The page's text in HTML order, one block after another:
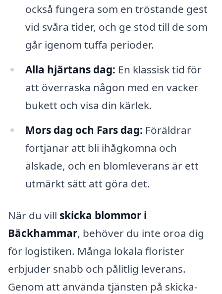
också fungera som en tröstande gest
vid svåra tider, och ge stöd till de som
går igenom tuffa perioder.
Alla hjärtans dag: En klassisk tid för
att överraska någon med en vacker
bukett och visa din kärlek.
Mors dag och Fars dag: Föräldrar
förtjänar att bli ihågkomna och
älskade, och en blomleverans är ett
utmärkt sätt att göra det.
När du vill skicka blommor i
Bäckhammar, behöver du inte oroa dig
för logistiken. Många lokala florister
erbjuder snabb och pålitlig leverans.
Genom att använda tjänsten på skicka-